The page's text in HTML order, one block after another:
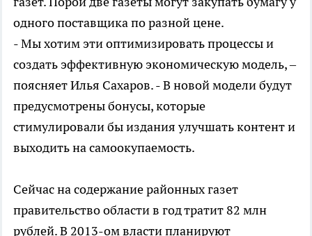
одного поставщика по разной цене.
- Мы хотим эти оптимизировать процессы и
создать эффективную экономическую модель, –
поясняет Илья Сахаров. - В новой модели будут
предусмотрены бонусы, которые
стимулировали бы издания улучшать контент и
выходить на самоокупаемость.
Сейчас на содержание районных газет
правительство области в год тратит 82 млн
рублей. В 2013-ом власти планируют